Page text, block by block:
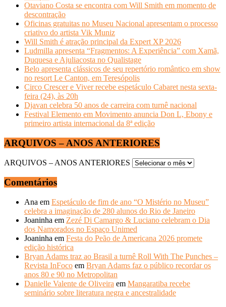
Otaviano Costa se encontra com Will Smith em momento de
descontração
Oficinas gratuitas no Museu Nacional apresentam o processo
criativo do artista Vik Muniz
Will Smith é atração principal da Expert XP 2026
Ludmilla apresenta “Fragmentos: A Experiência” com Xamã,
Duquesa e Ajuliacosta no Qualistage
Belo apresenta clássicos de seu repertório romântico em show
no resort Le Canton, em Teresópolis
Circo Crescer e Viver recebe espetáculo Cabaret nesta sexta-
feira (24), às 20h
Djavan celebra 50 anos de carreira com turnê nacional
Festival Elemento em Movimento anuncia Don L, Ebony e
primeiro artista internacional da 8ª edição
ARQUIVOS – ANOS ANTERIORES
ARQUIVOS – ANOS ANTERIORES
Comentários
Ana em Espetáculo de fim de ano “O Mistério no Museu”
celebra a imaginação de 280 alunos do Rio de Janeiro
Joaninha em Zezé Di Camargo & Luciano celebram o Dia
dos Namorados no Espaço Unimed
Joaninha em Festa do Peão de Americana 2026 promete
edição histórica
Bryan Adams traz ao Brasil a turnê Roll With The Punches –
Revista InFoco em Bryan Adams faz o público recordar os
anos 80 e 90 no Metropolitan
Danielle Valente de Oliveira em Mangaratiba recebe
seminário sobre literatura negra e ancestralidade